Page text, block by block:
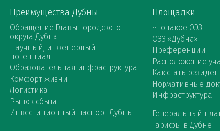
Преимущества Дубны
Обращение Главы городского
округа Дубна
Научный, инженерный
потенциал
Образовательная инфраструктура
Комфорт жизни
Логистика
Рынок сбыта
Инвестиционный паспорт Дубны
Площадки
Что такое ОЭЗ
ОЭЗ «Дубна»
Преференции
Расположение
Как стать
Нормативные
Инфраструктура
Генеральный
Тарифы в Дубне